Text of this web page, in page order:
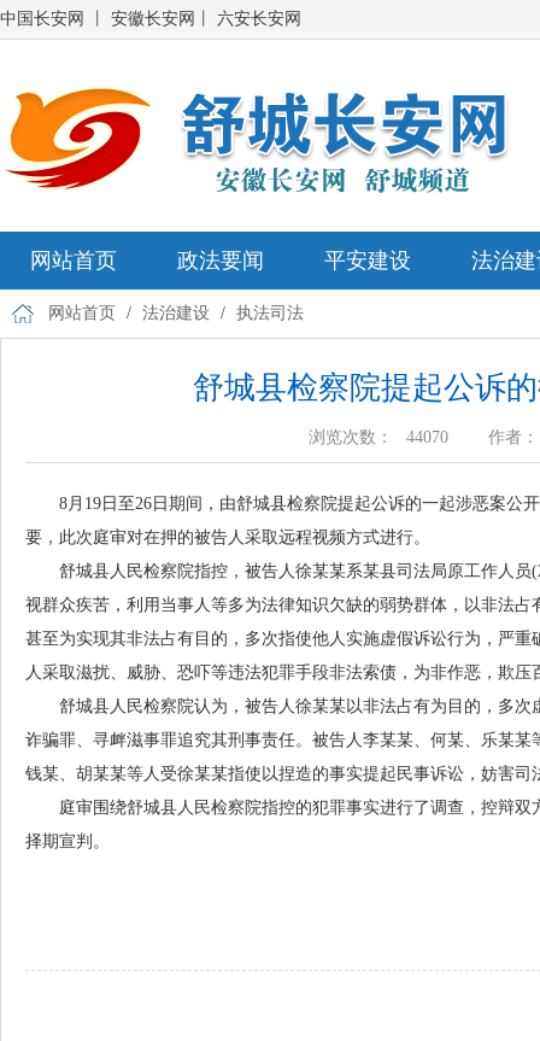
中国长安网 安徽长安网 六安长安网
网站首页 政法要闻 平安建设 法治
网站首页 / 法治建设 / 执法司法
舒城县检察院提起公诉
浏览次数： 44070 作者
8月19日至26日期间，由舒城县检察院提起公诉的一起涉恶案公
要，此次庭审对在押的被告人采取远程视频方式进行。
舒城县人民检察院指控，被告人徐某某系某县司法局原工作人
视群众疾苦，利用当事人等多为法律知识欠缺的弱势群体，以非法
甚至为实现其非法占有目的，多次指使他人实施虚假诉讼行为，严
人采取滋扰、威胁、恐吓等违法犯罪手段非法索债，为非作恶，欺
舒城县人民检察院认为，被告人徐某某以非法占有为目的，多
诈骗罪、寻衅滋事罪追究其刑事责任。被告人李某某、何某、乐某
钱某、胡某某等人受徐某某指使以捏造的事实提起民事诉讼，妨害
庭审围绕舒城县人民检察院指控的犯罪事实进行了调查，控辩
择期宣判。